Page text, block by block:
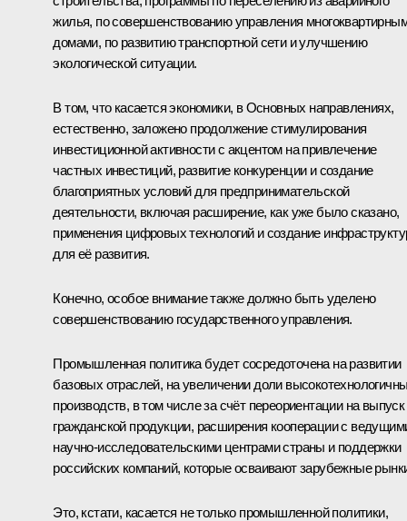
жилья, по совершенствованию управления
домами, по развитию транспортной сети и улучшению
экологической ситуации.
В том, что касается экономики, в Основных направлениях,
естественно, заложено продолжение стимулирования
инвестиционной активности с акцентом на привлечение
частных инвестиций, развитие конкуренции и создание
благоприятных условий для предпринимательской
деятельности, включая расширение, как уже было сказано,
применения цифровых технологий и создание
для её развития.
Конечно, особое внимание также должно быть уделено
совершенствованию государственного управления.
Промышленная политика будет сосредоточена на развитии
базовых отраслей, на увеличении доли
производств, в том числе за счёт переориентации на выпуск
гражданской продукции, расширения кооперации с
научно-исследовательскими центрами страны и поддержки
российских компаний, которые осваивают зарубежные
Это, кстати, касается не только промышленной политики,